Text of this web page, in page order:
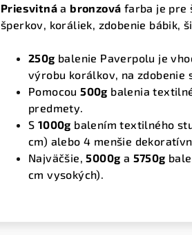
Priesvitná a bronzová farba je pre
šperkov, koráliek, zdobenie bábik,
250g balenie Paverpolu je
výrobu korálkov, na zdobenie
Pomocou 500g balenia
predmety.
S 1000g balením textilného
cm) alebo 4 menšie
Najväčšie, 5000g a 5750g
cm vysokých).